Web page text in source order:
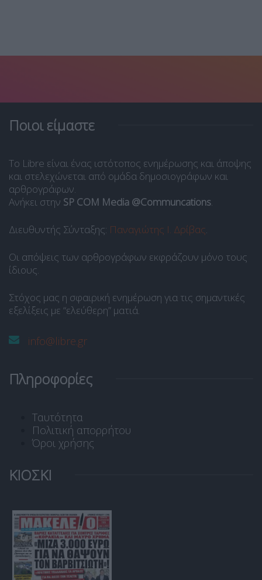
Ποιοι είμαστε
Το Libre είναι ένας ιστότοπος ενημέρωσης και άποψης
και στελεχώνεται από ομάδα δημοσιογράφων και
αρθρογράφων.
Ανήκει στην SP COM Media @Communcations.
Διευθυντής Σύνταξης: Παναγιώτης Ι. Δρίβας.
Οι απόψεις των αρθρογράφων εκφράζουν μόνο τους
ίδιους.
Στόχος μας η σφαιρική ενημέρωση για τις σημαντικές
εξελίξεις με “ελεύθερη” ματιά.
info@libre.gr
Πληροφορίες
Ταυτότητα
Πολιτική απορρήτου
Όροι χρήσης
ΚΙΟΣΚΙ